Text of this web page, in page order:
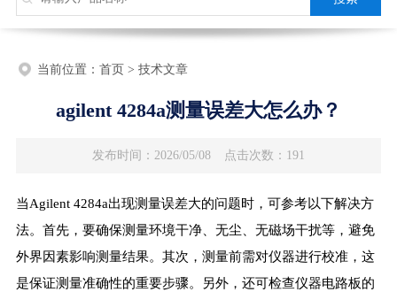
当前位置： 首页> 技术文章
agilent 4284a测量误差大怎么办？
发布时间：2026/05/08 点击次数：191
当Agilent 4284a出现测量误差大的问题时，可参考以下解决方
法。首先，要确保测量环境干净、无尘、无磁场干扰等，避免
外界因素影响测量结果。其次，测量前需对仪器进行校准，这
是保证测量准确性的重要步骤。另外，还可检查仪器电路板的